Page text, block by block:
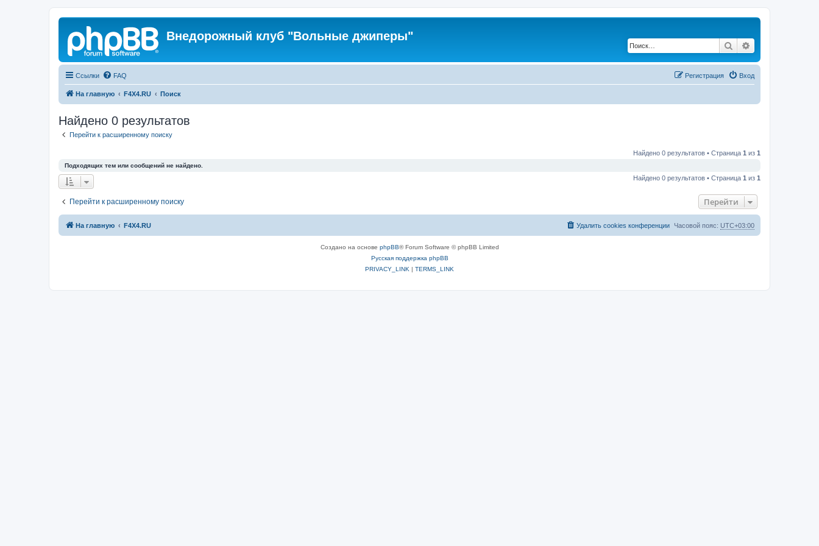
Внедорожный клуб "Вольные джиперы"
Поиск
Ссылки FAQ Вход
Регистрация
На главную F4X4.RU Поиск
Найдено 0 результатов
Перейти к расширенному поиску
Найдено 0 результатов • Страница 1 из 1
Подходящих тем или сообщений не найдено.
Найдено 0 результатов • Страница 1 из 1
Перейти к расширенному поиску Перейти
На главную F4X4.RU Часовой пояс: UTC+03:00
Удалить cookies конференции
Создано на основе phpBB® Forum Software © phpBB Limited
Русская поддержка phpBB
PRIVACY_LINK | TERMS_LINK